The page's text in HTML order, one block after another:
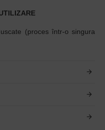
(proces într-o singura